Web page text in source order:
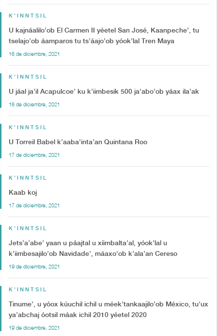
K'INNTSIL
U kajnáalilo’ob El Carmen II yéetel San José, Kaanpeche’, tu
tselajo’ob áamparos tu ts’áajo’ob yóok’lal Tren Maya
16 de diciembre, 2021
K'INNTSIL
U jáal ja’il Acapulcoe’ ku k’iimbesik 500 ja’abo’ob yáax ila’ak
16 de diciembre, 2021
K'INNTSIL
U Torreil Babel k’aaba’inta’an Quintana Roo
17 de diciembre, 2021
K'INNTSIL
Kaab koj
17 de diciembre, 2021
K'INNTSIL
Jets’a’abe’ yaan u páajtal u xíimbalta’al, yóok’lal u
k’iimbesajilo’ob Navidade’, máaxo’ob k’ala’an Cereso
19 de diciembre, 2021
K'INNTSIL
Tinume’, u yóox kúuchil ichil u méek’tankaajilo’ob México, tu’ux
ya’abchaj óotsil máak ichil 2010 yéetel 2020
19 de diciembre, 2021